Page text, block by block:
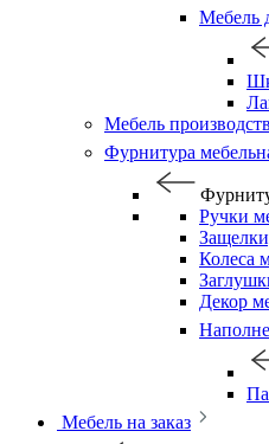
Мебель
Мебель
Фурнитура
Ручки
Колеса
Декор
Мебель на заказ